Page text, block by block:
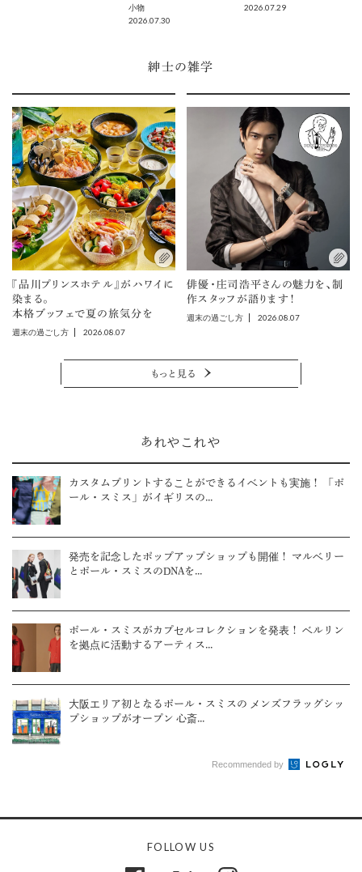
小物
2026.07.30
2026.07.29
紳士の雑学
『品川プリンスホテル』がハワイに
染まる。
本格ブッフェで夏の旅気分を
週末の過ごし方 2026.08.07
俳優・庄司浩平さんの魅力を、制
作スタッフが語ります！
週末の過ごし方 2026.08.07
もっと見る
あれやこれや
カスタムプリントすることができるイベントも実施！ 「ポ
ール・スミス」がイギリスの...
発売を記念したポップアップショップも開催！ マルベリー
とポール・スミスのDNAを...
ポール・スミスがカプセルコレクションを発表！ ベルリン
を拠点に活動するアーティス...
大阪エリア初となるポール・スミスの メンズフラッグシッ
プショップがオープン 心斎...
Recommended by
FOLLOW US